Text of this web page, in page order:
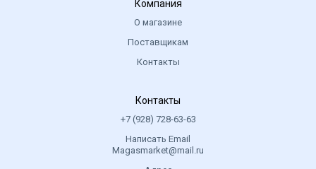
Компания
О магазине
Поставщикам
Контакты
Контакты
+7 (928) 728-63-63
Написать Email
Magasmarket@mail.ru